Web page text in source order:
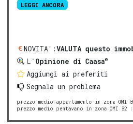
LEGGI ANCORA
NOVITA':VALUTA questo
L' Opinione di Caasa®
Aggiungi ai preferiti
Segnala un problema
prezzo medio appartamento in zona OMI
prezzo medio pentavano in zona OMI B2 :